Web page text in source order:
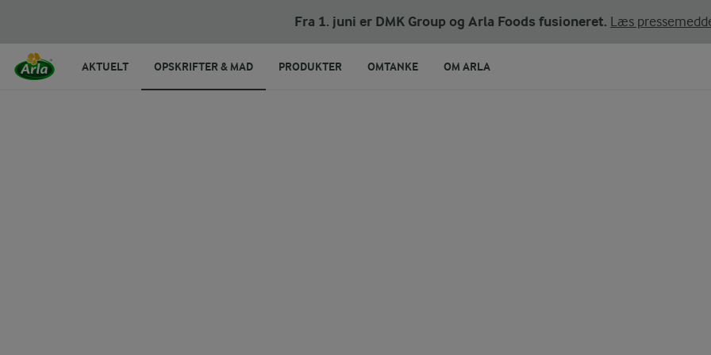
Fra 1. juni er DMK Group og Arla Foods fusioneret. Læs
AKTUELT OPSKRIFTER & MAD PRODUKTER OMTANKE OM ARLA